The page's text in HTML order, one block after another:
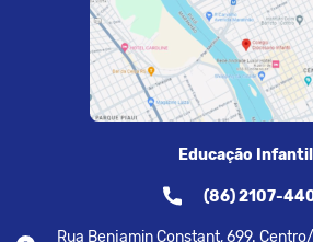
Educação Infantil
(86) 2107-
Rua Benjamin Constant, 699.